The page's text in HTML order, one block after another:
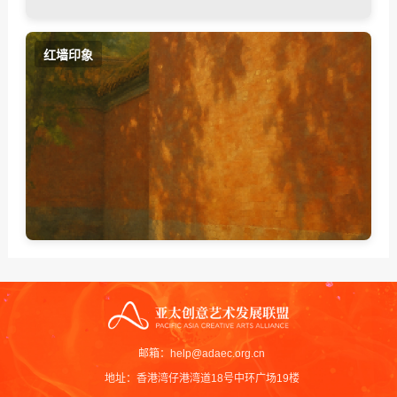
红墙印象
邮箱：help@adaec.org.cn
地址：香港湾仔港湾道18号中环广场19楼